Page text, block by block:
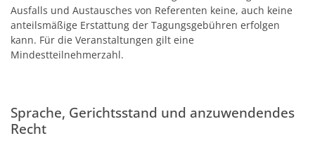
Ausfalls und Austausches von Referenten keine, auch keine
anteilsmäßige Erstattung der Tagungsgebühren erfolgen
kann. Für die Veranstaltungen gilt eine
Mindestteilnehmerzahl.
Sprache, Gerichtsstand und anzuwendendes
Recht